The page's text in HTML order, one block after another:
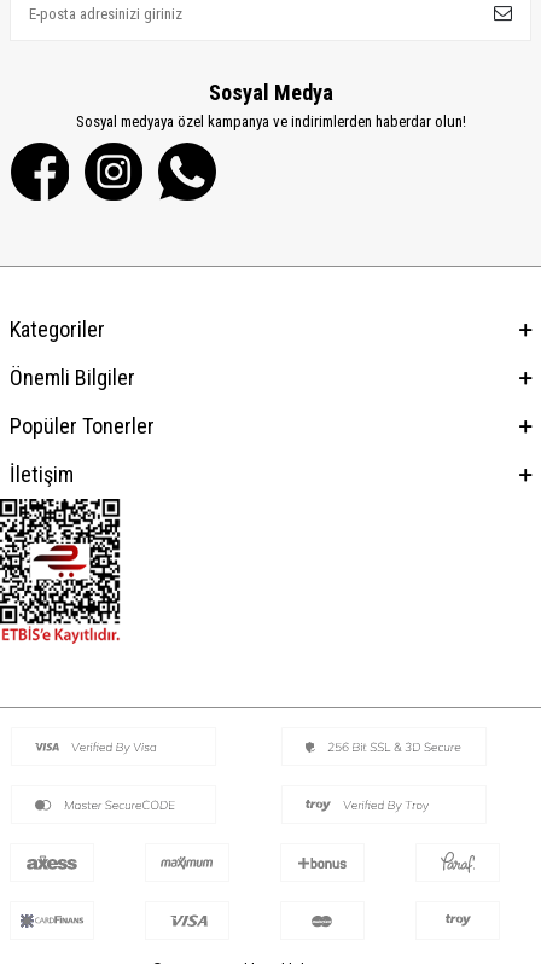
Sosyal Medya
Sosyal medyaya özel kampanya ve indirimlerden haberdar olun!
Kategoriler
Önemli Bilgiler
Popüler Tonerler
İletişim